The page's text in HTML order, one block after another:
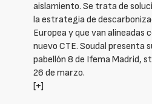
aislamiento. Se trata de
la estrategia de
Europea y que van alineadas
nuevo CTE. Soudal presenta
pabellón 8 de Ifema Madrid,
26 de marzo.
[+]